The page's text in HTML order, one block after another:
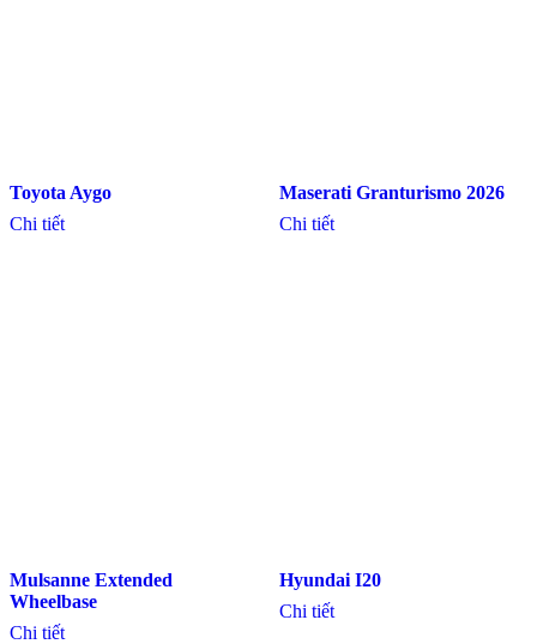
Toyota Aygo
Chi tiết
Maserati Granturismo 2026
Chi tiết
Mulsanne Extended
Wheelbase
Chi tiết
Hyundai I20
Chi tiết